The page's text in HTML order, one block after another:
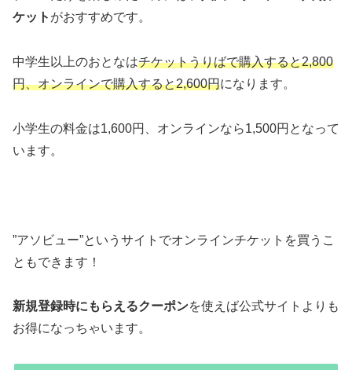
ケット がおすすめです。
中学生以上のおとなはチケットうりばで購入すると2,800
円、オンラインで購入すると2,600円になります。
小学生の料金は1,600円、オンラインなら1,500円となって
います。
”アソビュー”というサイトでオンラインチケットを買うこ
ともできます！
新規登録時にもらえるクーポンを使えば公式サイトよりも
お得になっちゃいます。